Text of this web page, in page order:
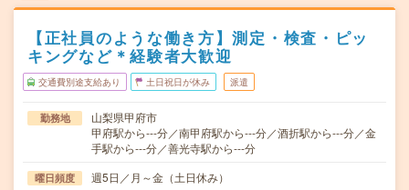
【正社員のような働き方】測定・検査・ピッ
キングなど＊経験者大歓迎
交通費別途支給あり 土日祝日が休み 派遣
勤務地
山梨県甲府市
甲府駅から---分／南甲府駅から---分／酒折駅から---分／金
手駅から---分／善光寺駅から---分
曜日頻度 週5日／月～金（土日休み）